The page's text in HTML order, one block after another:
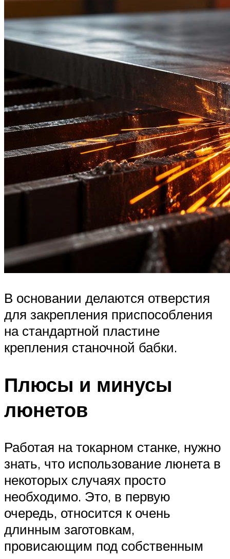
В основании делаются отверстия
для закрепления приспособления
на стандартной пластине
крепления станочной бабки.
Плюсы и минусы
люнетов
Работая на токарном станке, нужно
знать, что использование люнета в
некоторых случаях просто
необходимо. Это, в первую
очередь, относится к очень
длинным заготовкам,
провисающим под собственным